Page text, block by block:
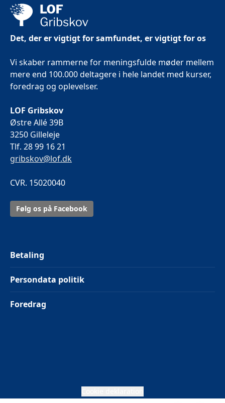
Det, der er vigtigt for samfundet, er vigtigt for os
Vi skaber rammerne for meningsfulde møder mellem
mere end 100.000 deltagere i hele landet med kurser,
foredrag og oplevelser.
LOF Gribskov
Østre Allé 39B
3250 Gilleleje
Tlf. 28 99 16 21
gribskov@lof.dk
CVR. 15020040
Følg os på Facebook
Betaling
Persondata politik
Foredrag